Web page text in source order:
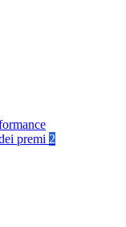
premi 2